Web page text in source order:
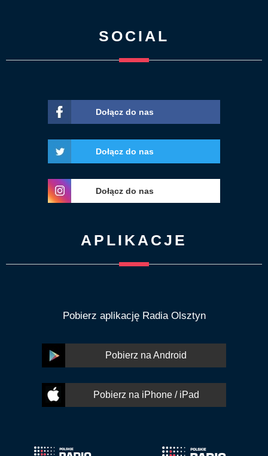
SOCIAL
Dołącz do nas
Dołącz do nas
Dołącz do nas
APLIKACJE
Pobierz aplikację Radia Olsztyn
Pobierz na Android
Pobierz na iPhone / iPad